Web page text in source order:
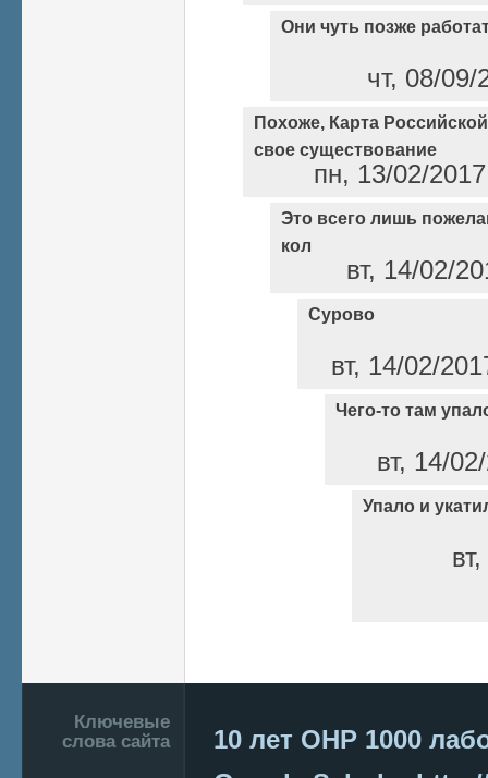
Они чуть позже
чт, 08/
Похоже, Карта
свое существование
пн, 13/02/
Это всего лишь
кол
вт, 14/02/
Cурово
вт, 14/02/
Чего-то там
вт, 14/
Упало и
Подвал
Ключевые
слова сайта
10 лет ОНР 1000